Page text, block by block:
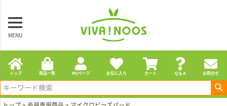
MENU
トップ 商品一覧 Myページ お気に入り カート Ｑ＆Ａ お問合せ